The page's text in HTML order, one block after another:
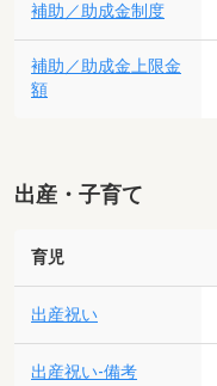
補助／助成金制度
補助／助成金上限金
額
出産・子育て
育児
出産祝い
出産祝い-備考